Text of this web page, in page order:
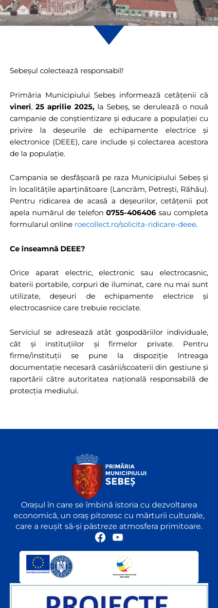
Sebeșul colectează responsabil!
Primăria Municipiului Sebeș informează cetățenii că
vineri, 25 aprilie 2025, la Sebeș, se derulează o nouă
campanie de conștientizare și educare a populației cu
privire la deșeurile de echipamente electrice și
electronice (DEEE), care include și colectarea acestora
de la populație.
Campania se desfășoară pe raza Municipiului Sebeș și
în localitățile aparținătoare (Lancrăm, Petrești, Răhău).
Pentru ridicarea de acasă a deșeurilor, cetățenii pot
apela numărul de telefon 0755-406406sau completa
formularul online roecollect.ro/solicita-ridicare-deee.
Ce înseamnă DEEE?
Orice aparat electric, electronic sau electrocasnic,
baterii portabile, corpuri de iluminat, care nu mai sunt
utilizate, deșeuri de echipamente electrice și
electrocasnice care trebuie reciclate.
Serviciul se adresează atât gospodăriilor individuale,
cât și instituțiilor și firmelor private. Pentru
firme/instituții se pune la dispoziție întreaga
documentație necesară casării/scoaterii din gestiune și
raportării către autoritatea națională responsabilă de
protecția mediului.
Orașul în care se îmbină istoria cu dezvoltarea
economică, un oraș pitoresc cu mărturii culturale,
care a reușit să-și păstreze atmosfera primitoare.
F
o
o
Y
u
t
u
b
e